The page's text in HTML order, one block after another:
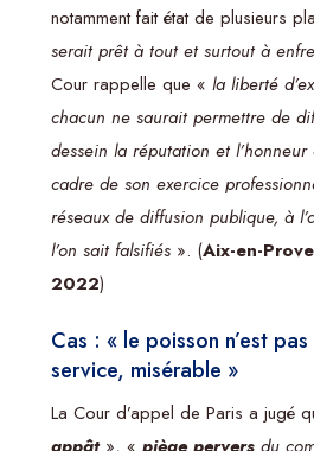
notamment fait état de plusieurs
serait prêt à tout et surtout à
Cour rappelle que « la liberté
chacun ne saurait permettre de
dessein la réputation et l’honneur
cadre de son exercice
réseaux de diffusion publique, à
l’on sait falsifiés». (Aix-en-
2022)
Cas : « le poisson n’est
service, misérable »
La Cour d’appel de Paris a jugé